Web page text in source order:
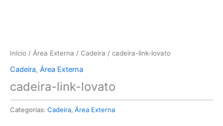
Início / Área Externa / Cadeira / cadeira-link-lovato
Cadeira, Área Externa
cadeira-link-lovato
Categorias: Cadeira, Área Externa